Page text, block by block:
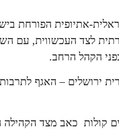
אתיופית הפורחת
לצד העכשווית, עם
הקהל הרחב.
– האגף לתרבות
קולות כאב מצד הקהילה